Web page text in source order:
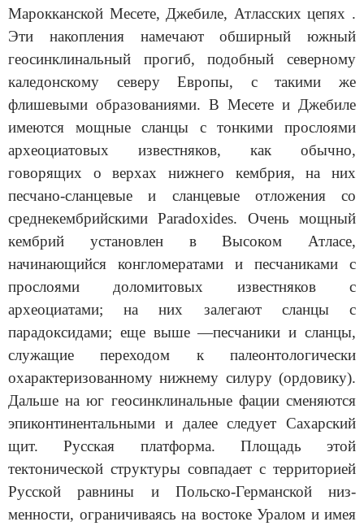
Марокканской Месете, Джебиле, Атласских цепях .
Эти накопления намечают обширный южный
геосинклинальный прогиб, подобный северному
каледонскому северу Европы, с такими же
флишевыми образованиями. В Месете и Джебиле
имеются мощные сланцы с тонкими прослоями
археоциатовых известняков, как обычно,
говорящих о верхах нижнего кембрия, на них
песчано-сланце­вые и сланцевые отложения со
среднекембрийскими Paradoxides. Очень мощный
кембрий установлен в Высоком Атласе,
начинающийся конгло­мератами и песчаниками с
прослоями доломитовых известняков с
археоциатами; на них залегают сланцы с
парадоксидами; еще выше —пес­чаники и сланцы,
служащие переходом к палеонтологически
охарактери­зованному нижнему силуру (ордовику).
Дальше на юг геосинклинальные фации сменяются
эпиконтинентальными и далее следует Сахарский
щит. Русская платформа. Площадь этой
тектонической структуры совпадает с территорией
Русской равнины и Польско-Германской низ­
менности, ограничиваясь на востоке Уралом и имея